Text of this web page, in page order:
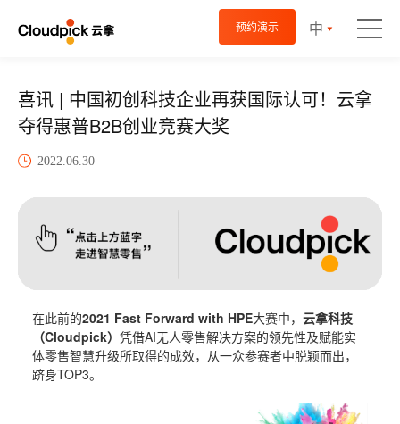
预约演示 中
喜讯 | 中国初创科技企业再获国际认可！云拿
夺得惠普B2B创业竞赛大奖
2022.06.30
在此前的2021 Fast Forward with HPE大赛中， 云拿科技
（Cloudpick） 凭借AI无人零售解决方案的领先性及赋能实
体零售智慧升级所取得的成效，从一众参赛者中脱颖而出，
跻身TOP3。